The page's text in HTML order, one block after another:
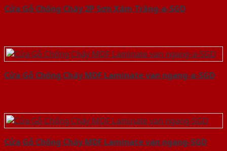
Cửa Gỗ Chống Cháy 2P Sơn Xám Trắng-a-SGD
Cửa Gỗ Chống Cháy MDF Laminate van ngang-a-SGD
Cửa Gỗ Chống Cháy MDF Laminate van ngang-SGD